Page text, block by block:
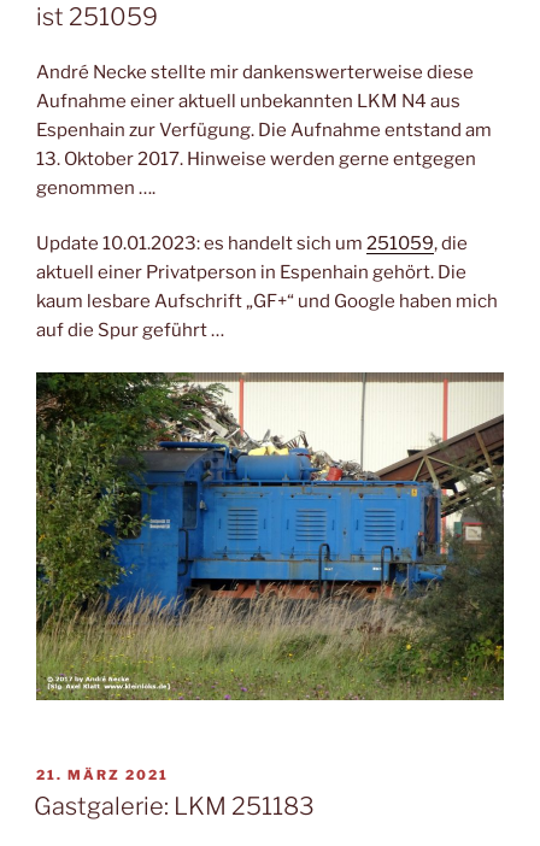
ist 251059
André Necke stellte mir dankenswerterweise diese
Aufnahme einer aktuell unbekannten LKM N4 aus
Espenhain zur Verfügung. Die Aufnahme entstand am
13. Oktober 2017. Hinweise werden gerne entgegen
genommen ….
Update 10.01.2023: es handelt sich um 251059, die
aktuell einer Privatperson in Espenhain gehört. Die
kaum lesbare Aufschrift „GF+“ und Google haben mich
auf die Spur geführt …
VERÖFFENTLICHT
AM
21. MÄRZ 2021
Gastgalerie: LKM 251183